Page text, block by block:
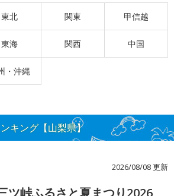
東北 関東 甲信越
東海 関西 中国
・沖縄
キング【山梨県】
2026/08/08 更新
ツ峠ふるさと夏まつり2026